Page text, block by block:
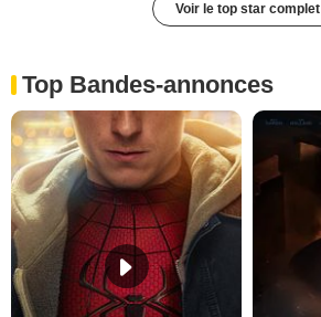
Voir le top star complet
Top Bandes-annonces